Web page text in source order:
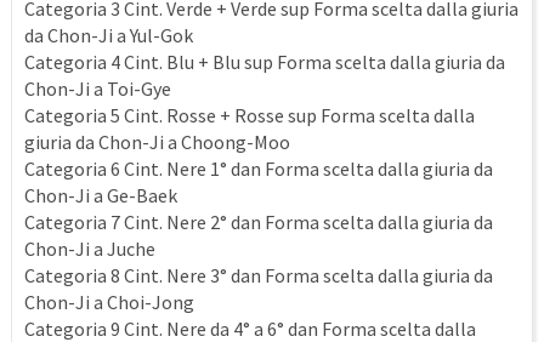
Categoria 3 Cint. Verde + Verde sup Forma scelta dalla giuria
da Chon-Ji a Yul-Gok
Categoria 4 Cint. Blu + Blu sup Forma scelta dalla giuria da
Chon-Ji a Toi-Gye
Categoria 5 Cint. Rosse + Rosse sup Forma scelta dalla
giuria da Chon-Ji a Choong-Moo
Categoria 6 Cint. Nere 1° dan Forma scelta dalla giuria da
Chon-Ji a Ge-Baek
Categoria 7 Cint. Nere 2° dan Forma scelta dalla giuria da
Chon-Ji a Juche
Categoria 8 Cint. Nere 3° dan Forma scelta dalla giuria da
Chon-Ji a Choi-Jong
Categoria 9 Cint. Nere da 4° a 6° dan Forma scelta dalla